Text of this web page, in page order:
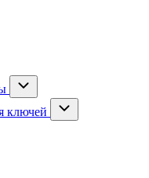
ключей